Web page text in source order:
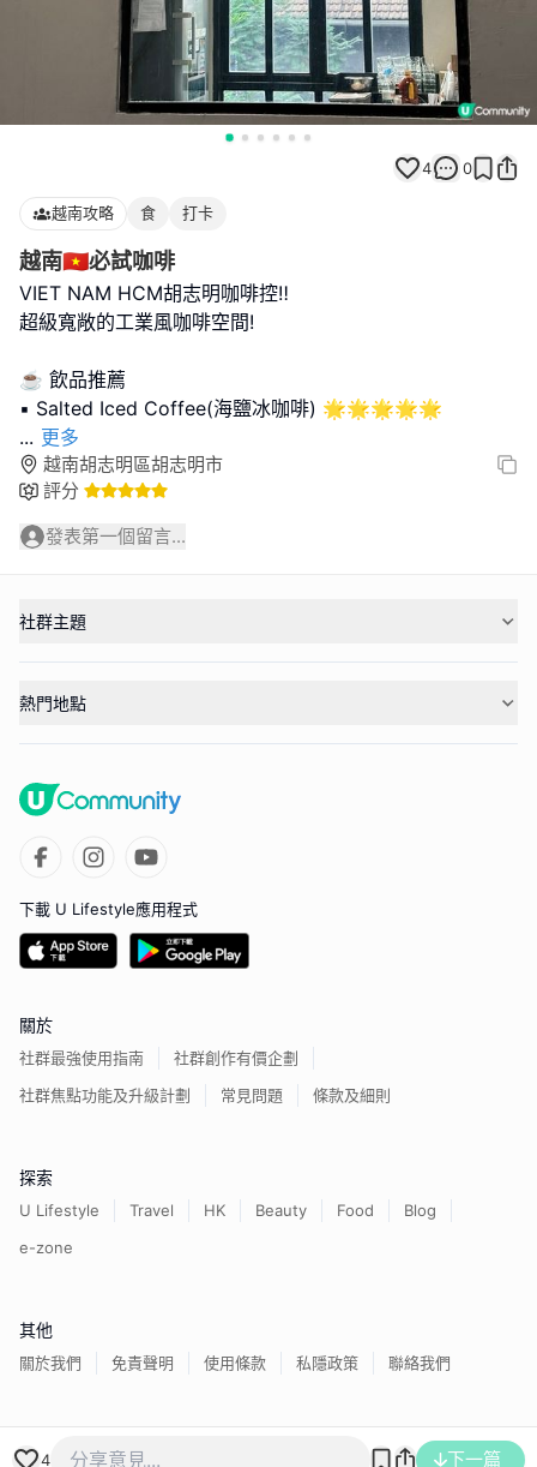
4 0
越南攻略 食 打卡
越南🇻🇳必試咖啡
VIET NAM HCM胡志明咖啡控‼️
超級寬敞的工業風咖啡空間!
☕️ 飲品推薦
... 更多
越南胡志明區胡志明市
評分
發表第一個留言...
4 下一篇
社群主題
熱門地點
下載 U Lifestyle應用程式
關於
社群最強使用指南
社群創作有價企劃
社群焦點功能及升級計劃
常見問題 條款及細則
探索
U Lifestyle Travel HK Beauty Food
Blog
e-zone
其他
關於我們 免責聲明 使用條款 私隱政策 聯絡我們
香港經濟日報版權所有©